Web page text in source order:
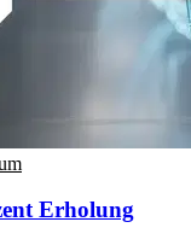
Erholung